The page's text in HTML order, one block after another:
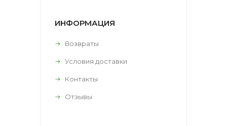
ИНФОРМАЦИЯ
Возвраты
Условия доставки
Контакты
Отзывы